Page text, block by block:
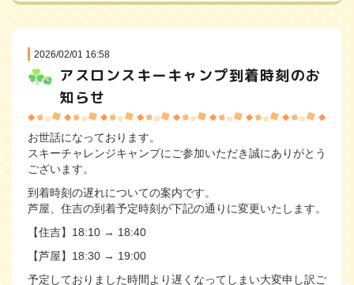
2026/02/01 16:58
アスロンスキーキャンプ到着時刻のお
知らせ
お世話になっております。
スキーチャレンジキャンプにご参加いただき誠にありがとう
ございます。
到着時刻の遅れについての案内です。
芦屋、住吉の到着予定時刻が下記の通りに変更いたします。
【住吉】18:10 → 18:40
【芦屋】18:30 → 19:00
予定しておりました時間より遅くなってしまい大変申し訳ご